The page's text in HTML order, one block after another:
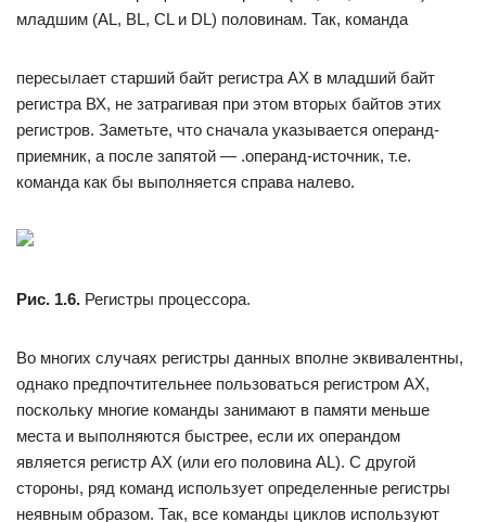
младшим (AL, BL, CL и DL) половинам. Так, команда
пересылает старший байт регистра АХ в младший байт
регистра ВХ, не затрагивая при этом вторых байтов этих
регистров. Заметьте, что сначала указывается операнд-
приемник, а после запятой — .операнд-источник, т.е.
команда как бы выполняется справа налево.
Рис. 1.6. Регистры процессора.
Во многих случаях регистры данных вполне эквивалентны,
однако предпочтительнее пользоваться регистром АХ,
поскольку многие команды занимают в памяти меньше
места и выполняются быстрее, если их операндом
является регистр АХ (или его половина AL). С другой
стороны, ряд команд использует определенные регистры
неявным образом. Так, все команды циклов используют